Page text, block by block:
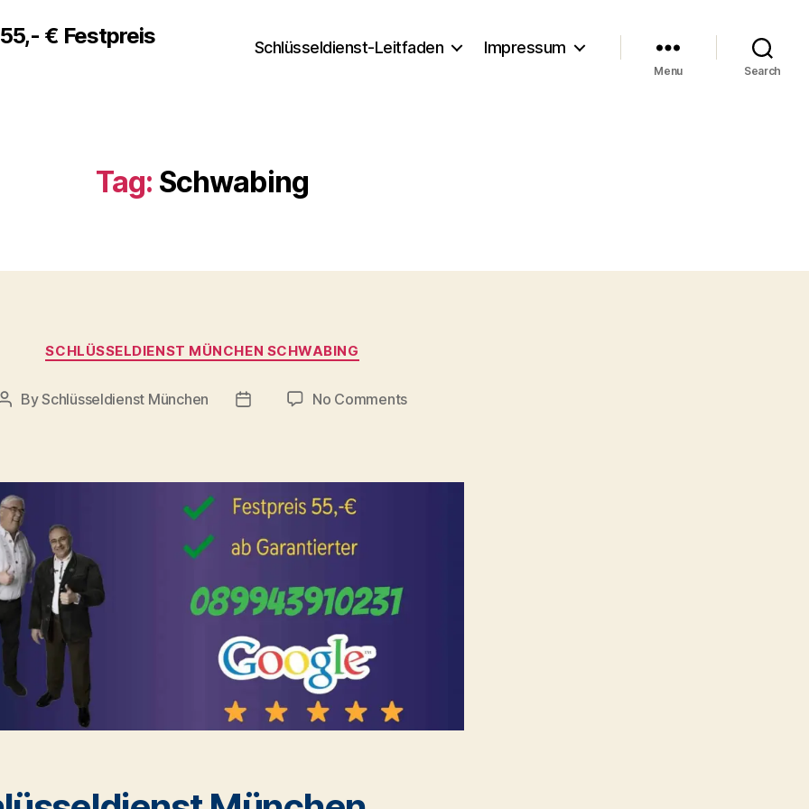
€ Festpreis Schlüsseldienst-Leitfaden Impressum
Menu Search
Tag: Schwabing
Categories
SCHLÜSSELDIENST MÜNCHEN SCHWABING
PostBySchlüsseldienst München
Post
No Commentson